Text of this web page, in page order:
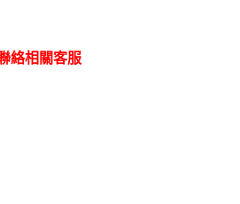
絡相關客服